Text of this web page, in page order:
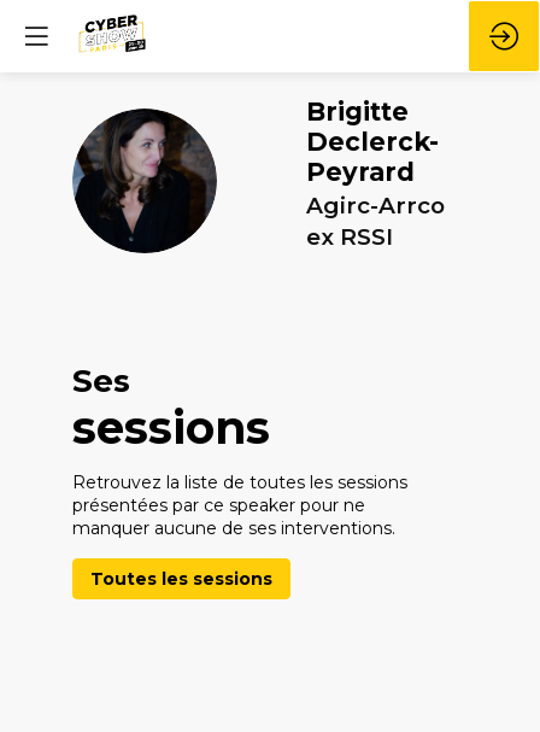
BD
Brigitte
Declerck-
Peyrard
Agirc-Arrco
ex RSSI
Ses
sessions
Retrouvez la liste de toutes les sessions
présentées par ce speaker pour ne
manquer aucune de ses interventions.
Toutes les sessions